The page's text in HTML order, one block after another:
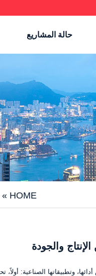
حالة المشاريع
HOME
»
والجودة